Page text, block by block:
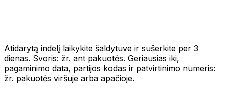
Atidarytą indelį laikykite šaldytuve ir sušerkite per 3
dienas. Svoris: žr. ant pakuotės. Geriausias iki,
pagaminimo data, partijos kodas ir patvirtinimo numeris:
žr. pakuotės viršuje arba apačioje.